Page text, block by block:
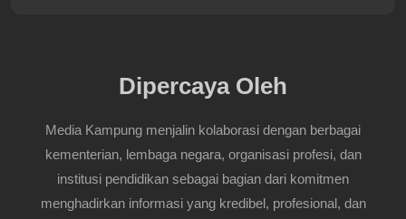
Dipercaya Oleh
Media Kampung menjalin kolaborasi dengan berbagai
kementerian, lembaga negara, organisasi profesi, dan
institusi pendidikan sebagai bagian dari komitmen
menghadirkan informasi yang kredibel, profesional, dan